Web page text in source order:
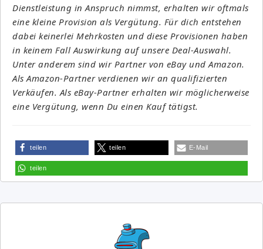
Dienstleistung in Anspruch nimmst, erhalten wir oftmals
eine kleine Provision als Vergütung. Für dich entstehen
dabei keinerlei Mehrkosten und diese Provisionen haben
in keinem Fall Auswirkung auf unsere Deal-Auswahl.
Unter anderem sind wir Partner von eBay und Amazon.
Als Amazon-Partner verdienen wir an qualifizierten
Verkäufen. Als eBay-Partner erhalten wir möglicherweise
eine Vergütung, wenn Du einen Kauf tätigst.
teilen teilen E-Mail
teilen